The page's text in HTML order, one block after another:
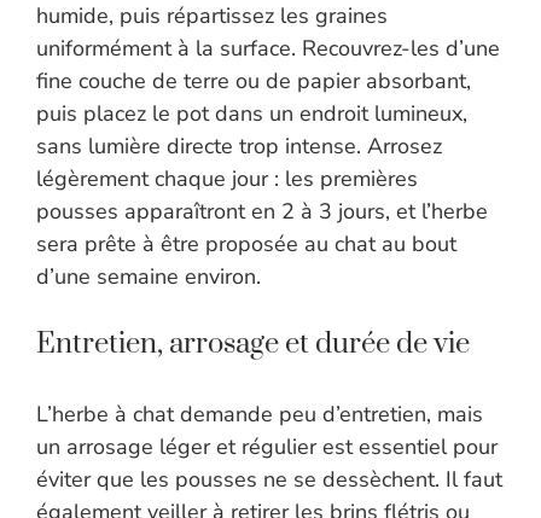
humide, puis répartissez les graines
uniformément à la surface. Recouvrez-les d’une
fine couche de terre ou de papier absorbant,
puis placez le pot dans un endroit lumineux,
sans lumière directe trop intense. Arrosez
légèrement chaque jour : les premières
pousses apparaîtront en 2 à 3 jours, et l’herbe
sera prête à être proposée au chat au bout
d’une semaine environ.
Entretien, arrosage et durée de vie
L’herbe à chat demande peu d’entretien, mais
un arrosage léger et régulier est essentiel pour
éviter que les pousses ne se dessèchent. Il faut
également veiller à retirer les brins flétris ou